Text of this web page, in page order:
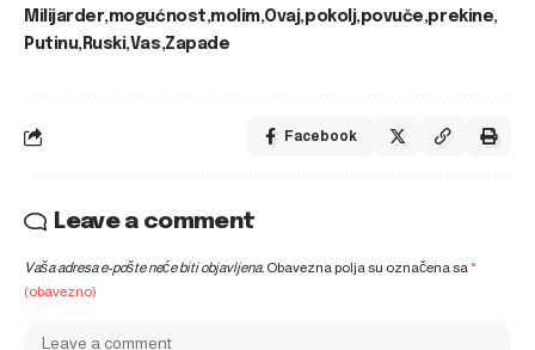
Milijarder mogućnost molim Ovaj pokolj povuče prekine
Putinu Ruski Vas Zapade
Facebook
Leave a comment
Vaša adresa e-pošte neće biti objavljena. Obavezna polja su označena sa*
(obavezno)